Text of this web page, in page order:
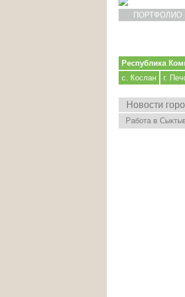
ПОРТФОЛИО
Республика
с. Кослан
г.
Новости
Работа в